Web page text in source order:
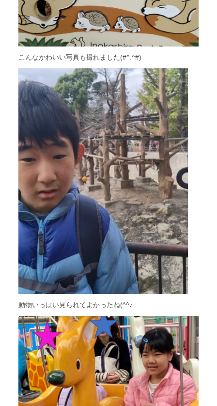
こんなかわいい写真も撮れました(#^.^#)
動物いっぱい見られてよかったね(^^♪